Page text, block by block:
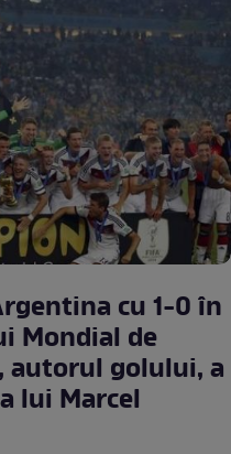
cu 1-0 în
Mondial de
autorul golului, a
lui Marcel